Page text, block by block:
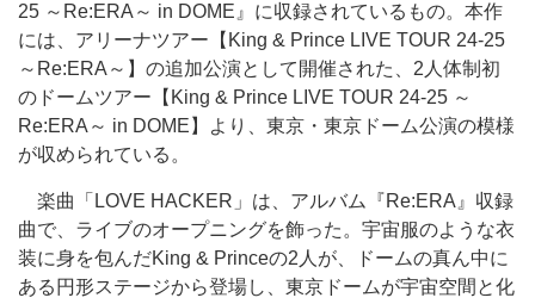
25 ～Re:ERA～ in DOME』に収録されているもの。本作
には、アリーナツアー【King & Prince LIVE TOUR 24-25
～Re:ERA～】の追加公演として開催された、2人体制初
のドームツアー【King & Prince LIVE TOUR 24-25 ～
Re:ERA～ in DOME】より、東京・東京ドーム公演の模様
が収められている。
楽曲「LOVE HACKER」は、アルバム『Re:ERA』収録
曲で、ライブのオープニングを飾った。宇宙服のような衣
装に身を包んだKing & Princeの2人が、ドームの真ん中に
ある円形ステージから登場し、東京ドームが宇宙空間と化